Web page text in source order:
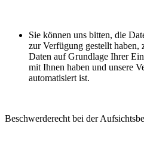
Sie können uns bitten, die
zur Verfügung gestellt
Daten auf Grundlage Ihrer
mit Ihnen haben und unsere
automatisiert ist.
Beschwerderecht bei der